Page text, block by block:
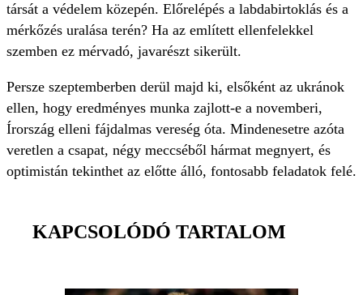
társát a védelem közepén. Előrelépés a labdabirtoklás és a
mérkőzés uralása terén? Ha az említett ellenfelekkel
szemben ez mérvadó, javarészt sikerült.
Persze szeptemberben derül majd ki, elsőként az ukránok
ellen, hogy eredményes munka zajlott-e a novemberi,
Írország elleni fájdalmas vereség óta. Mindenesetre azóta
veretlen a csapat, négy meccséből hármat megnyert, és
optimistán tekinthet az előtte álló, fontosabb feladatok felé.
KAPCSOLÓDÓ TARTALOM